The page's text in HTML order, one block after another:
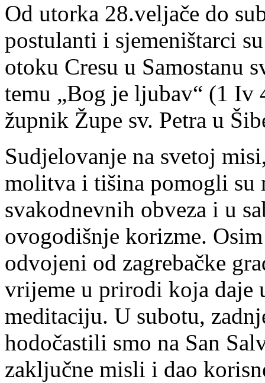
Od utorka 28.veljače do
postulanti i sjemeništarci
otoku Cresu u Samostanu
temu „Bog je ljubav“ (1
župnik Župe sv. Petra u
Sudjelovanje na svetoj
molitva i tišina pomogli su
svakodnevnih obveza i u
ovogodišnje korizme.
odvojeni od zagrebačke
vrijeme u prirodi koja daje
meditaciju. U subotu,
hodočastili smo na San
zaključne misli i dao